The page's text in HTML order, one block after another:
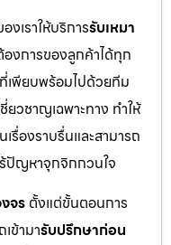
เราให้บริการรับเหมา
งการของลูกค้าได้ทุก
ที่เพียบพร้อมไปด้วยทีม
วชาญเฉพาะทาง ทำให้
เรื่องราบรื่นและสามารถ
ปัญหาจุกจิกกวนใจ
จร ตั้งแต่ขั้นตอนการ
ข้ามารับปรึกษาก่อน